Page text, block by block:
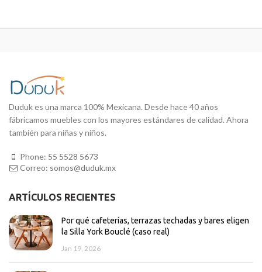
Duduk es una marca 100% Mexicana. Desde hace 40 años
fábricamos muebles con los mayores estándares de calidad. Ahora
también para niñas y niños.
Phone: 55 5528 5673
Correo: somos@duduk.mx
ARTÍCULOS RECIENTES
Por qué cafeterías, terrazas techadas y bares eligen
la Silla York Bouclé (caso real)
Jan 19, 2026